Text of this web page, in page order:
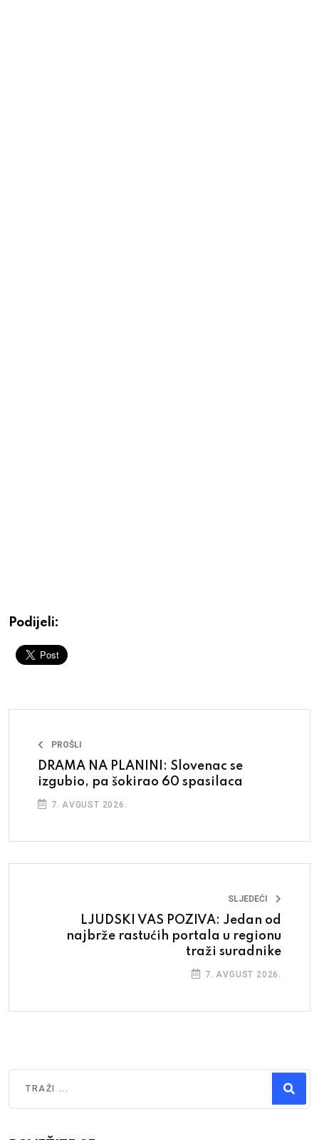
Podijeli:
PROŠLI
DRAMA NA PLANINI: Slovenac se
izgubio, pa šokirao 60 spasilaca
7. AVGUST 2026.
SLJEDEĆI
LJUDSKI VAS POZIVA: Jedan od
najbrže rastućih portala u regionu
traži suradnike
7. AVGUST 2026.
Type 2 or more characters for results.